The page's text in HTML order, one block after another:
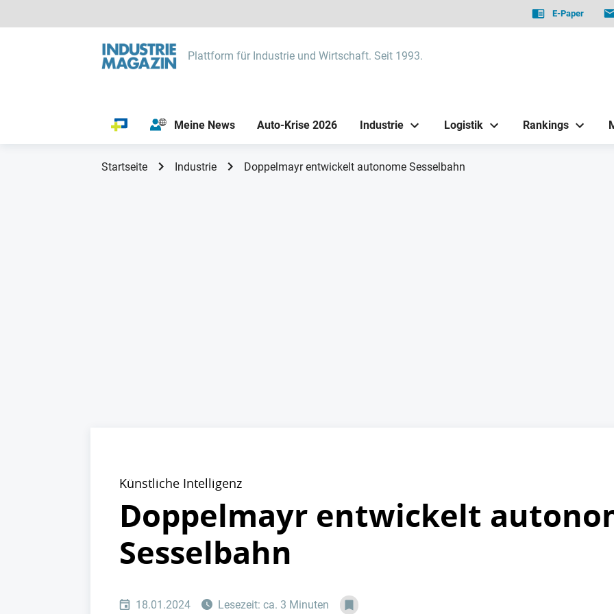
E-Paper
Plattform für Industrie und Wirtschaft. Seit 1993.
Meine News Auto-Krise 2026 Industrie Logistik Rankings
Startseite Industrie Doppelmayr entwickelt autonome Sesselbahn
Künstliche Intelligenz
Doppelmayr entwickelt
Sesselbahn
18.01.2024 Lesezeit: ca. 3 Minuten